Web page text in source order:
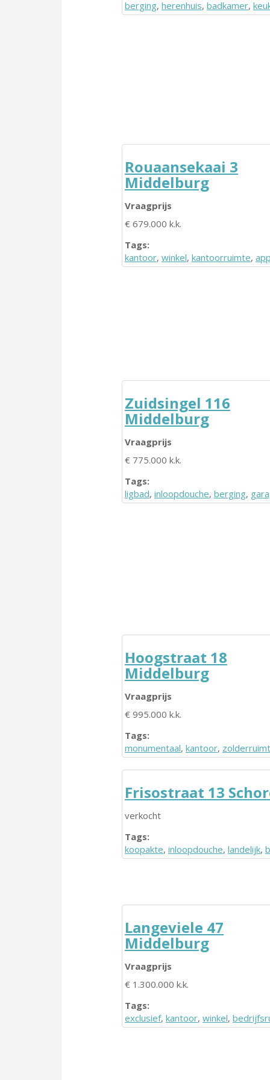
berging, herenhuis, badkamer,
Rouaansekaai 3
Middelburg
Vraagprijs
€ 679.000 k.k.
Tags:
kantoor, winkel, kantoorruimte,
Zuidsingel 116
Middelburg
Vraagprijs
€ 775.000 k.k.
Tags:
ligbad, inloopdouche, berging,
Hoogstraat 18
Middelburg
Vraagprijs
€ 995.000 k.k.
Tags:
monumentaal, kantoor,
Frisostraat 13
verkocht
Tags:
koopakte, inloopdouche, landelijk,
Langeviele 47
Middelburg
Vraagprijs
€ 1.300.000 k.k.
Tags:
exclusief, kantoor, winkel,